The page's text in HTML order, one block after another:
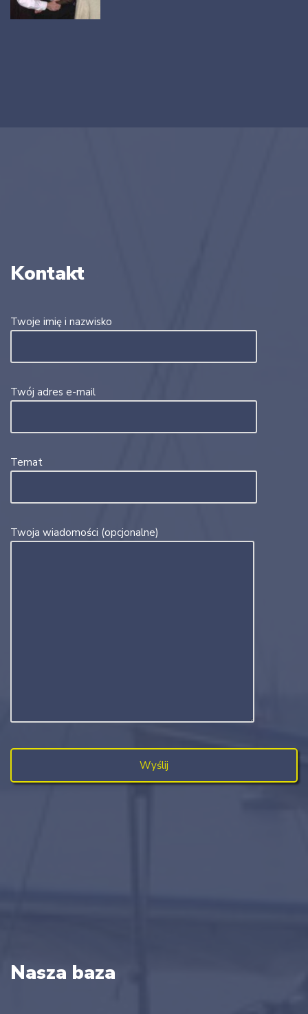
Kontakt
Twoje imię i nazwisko
Twój adres e-mail
Temat
Twoja wiadomości (opcjonalne)
Nasza baza